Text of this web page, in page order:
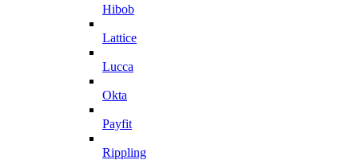
Hibob
Lattice
Lucca
Okta
Payfit
Rippling